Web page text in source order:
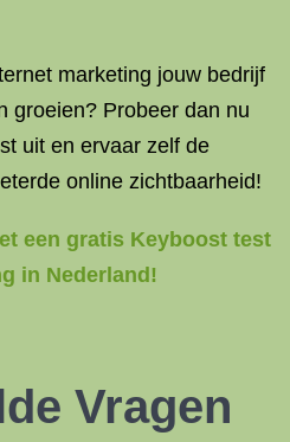
marketing jouw bedrijf
groeien? Probeer dan nu
uit en ervaar zelf de
online zichtbaarheid!
een gratis Keyboost test
in Nederland!
Vragen